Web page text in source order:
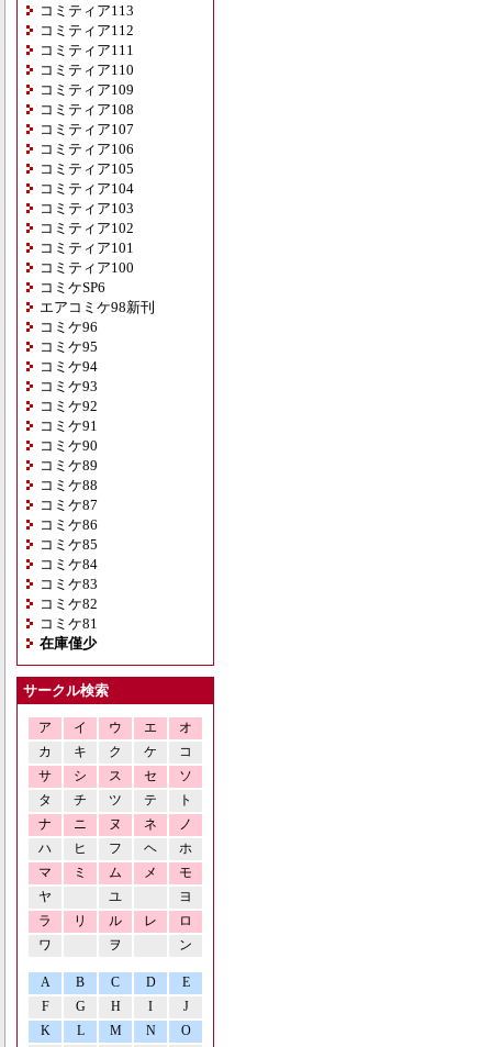
コミティア113
コミティア112
コミティア111
コミティア110
コミティア109
コミティア108
コミティア107
コミティア106
コミティア105
コミティア104
コミティア103
コミティア102
コミティア101
コミティア100
コミケSP6
エアコミケ98新刊
コミケ96
コミケ95
コミケ94
コミケ93
コミケ92
コミケ91
コミケ90
コミケ89
コミケ88
コミケ87
コミケ86
コミケ85
コミケ84
コミケ83
コミケ82
コミケ81
在庫僅少
サークル検索
ア イ ウ エ
オ
カ
キ ク ケ
コ
サ
シ ス セ
ソ
タ
チ ツ テ
ト
ナ
ニ ヌ ネ
ノ
ハ
ヒ フ ヘ
ホ
マ
ミ ム メ
モ
ヤ
ユ
ヨ
ラ
リ ル レ
ロ
ワ
ヲ ン
A B C D
E
F
G H I
J
K
L M N O